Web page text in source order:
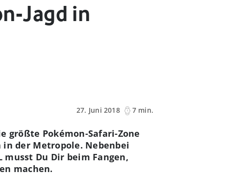
Jagd in
27. Juni 2018
7 min.
größte Pokémon-Safari-Zone
in der Metropole. Nebenbei
Du Dir beim Fangen,
machen.